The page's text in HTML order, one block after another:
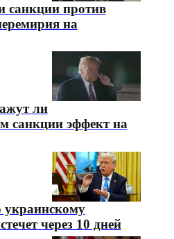
санкции против
на
ли
санкции эффект на
украинскому
через 10 дней